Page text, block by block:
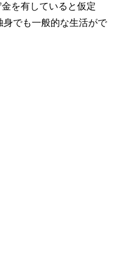
を有していると仮定
身でも一般的な生活がで